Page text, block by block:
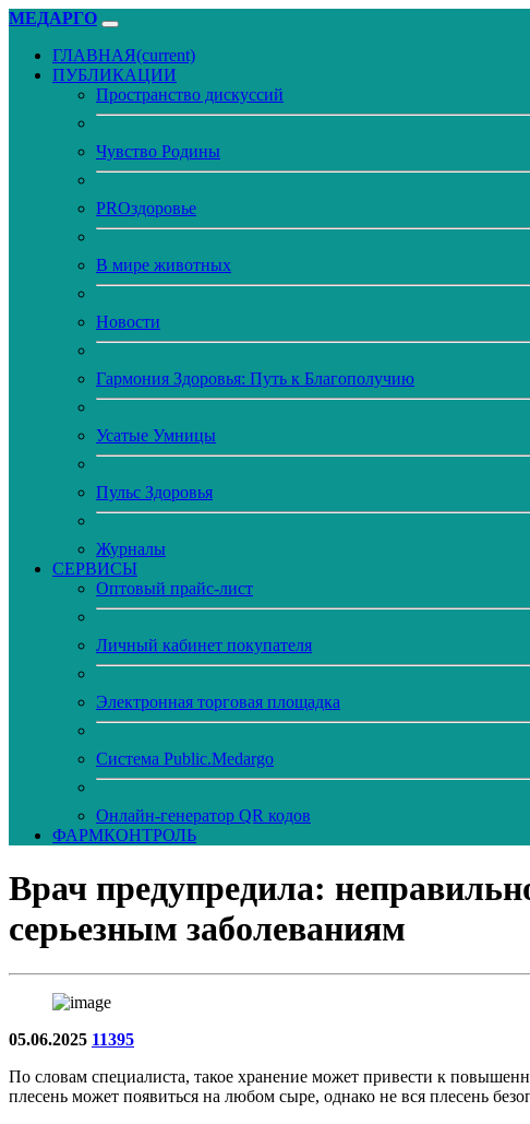
МЕДАРГО
ГЛАВНАЯ(current)
ПУБЛИКАЦИИ
Пространство дискуссий
Чувство Родины
PROздоровье
В мире животных
Новости
Гармония Здоровья: Путь к Благополучию
Усатые Умницы
Пульс Здоровья
Журналы
CЕРВИСЫ
Оптовый прайс-лист
Личный кабинет покупателя
Электронная торговая площадка
Система Public.Medargo
Онлайн-генератор QR кодов
ФАРМКОНТРОЛЬ
Врач предупредила:
серьезным заболеваниям
05.06.2025 11395
По словам специалиста, такое хранение может привести к
плесень может появиться на любом сыре, однако не вся плесень